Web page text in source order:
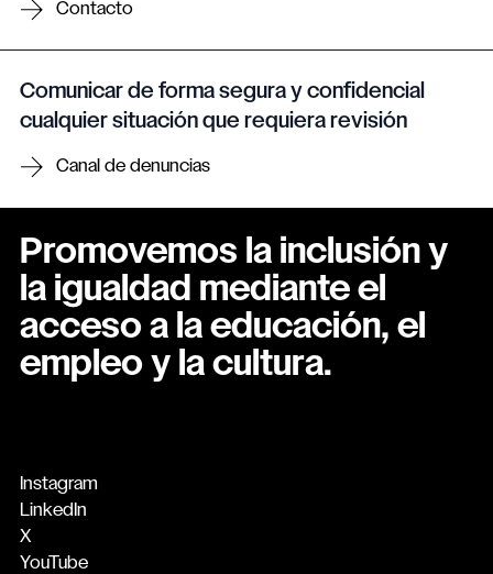
Contacto
Comunicar de forma segura y confidencial
cualquier situación que requiera revisión
Canal de denuncias
Promovemos la inclusión y
la igualdad mediante el
acceso a la educación, el
empleo y la cultura.
Instagram
LinkedIn
X
YouTube